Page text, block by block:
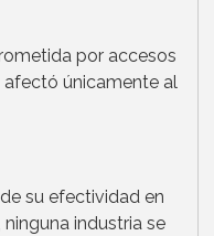
por accesos
afectó únicamente al
su efectividad en
industria se